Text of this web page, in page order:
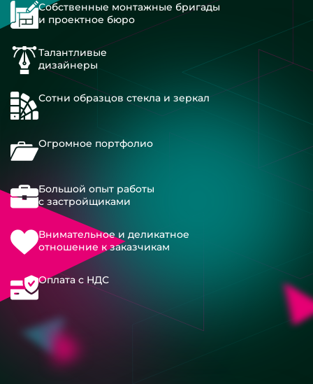
Собственные монтажные бригады
и проектное бюро
Талантливые
дизайнеры
Сотни образцов стекла и зеркал
Огромное портфолио
Большой опыт работы
с застройщиками
Внимательное и деликатное
отношение к заказчикам
Оплата с НДС